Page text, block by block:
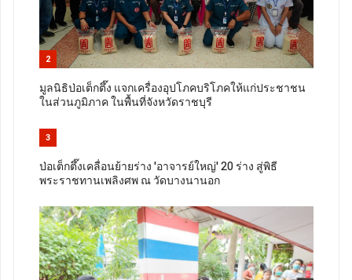
2
มูลนิธิป่อเต็กตึ๊ง แจกเครื่องอุปโภคบริโภคให้แก่ประชาชน
ในส่วนภูมิภาค ในพื้นที่จังหวัดราชบุรี
3
ป่อเต็กตึ๊งเคลื่อนย้ายร่าง 'อาจารย์ใหญ่' 20 ร่าง สู่พิธี
พระราชทานเพลิงศพ ณ วัดบางนานอก